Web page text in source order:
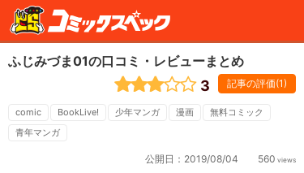
ふじみづま01の口コミ・レビューまとめ
3 記事の評価(1)
comic BookLive! 少年マンガ 漫画
無料コミック
青年マンガ
公開日： 2019/08/04 560 views